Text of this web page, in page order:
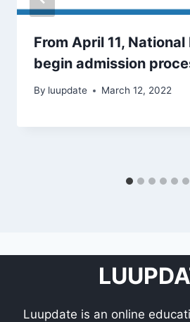
From April 11,
begin admission
By luupdate March 12, 2022
Luupdate is an online